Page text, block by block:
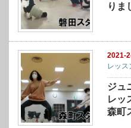
りま
2021-
レッス
ジュ
レッ
森町